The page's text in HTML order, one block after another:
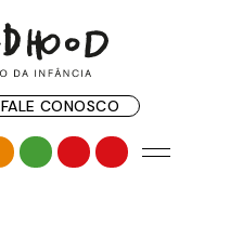
FALE CONOSCO